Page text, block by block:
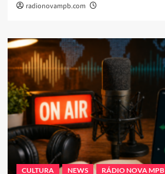
radionovampb.com
CULTURA NEWS RÁDIO NOVA MPB